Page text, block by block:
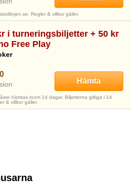
Regler & villkor gäller.
i turneringsbiljetter + 50 kr
Free Play
Hämta
hämtas inom 14 dagar. Biljetterna giltiga i 14
& villkor gäller.